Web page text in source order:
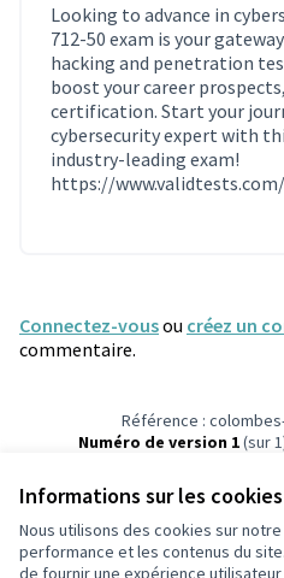
Informations sur les
Nous utilisons des cookies sur
performance et les contenus du
de fournir une expérience
Looking to advance in
712-50 exam is your
hacking and penetration
boost your career
certification. Start your
cybersecurity expert with
industry-leading exam!
https://
Connectez-vousou créez un
commentaire.
Référence :
Numéro de version 1(sur
Conditions d'utilisation
Paramètres des cookies